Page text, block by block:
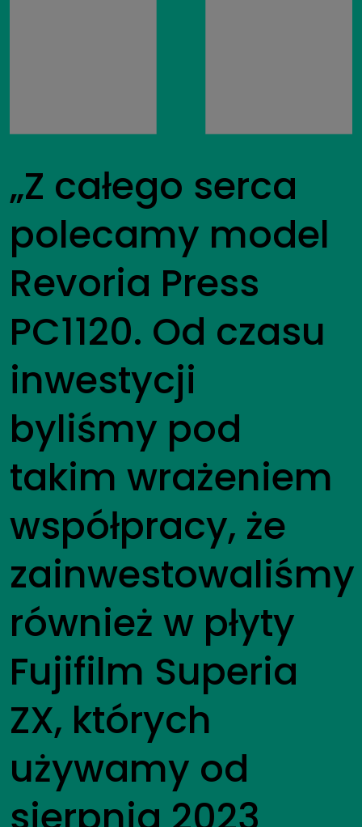
„Z całego serca
polecamy model
Revoria Press
PC1120. Od czasu
inwestycji
byliśmy pod
takim wrażeniem
współpracy, że
zainwestowaliśmy
również w płyty
Fujifilm Superia
ZX, których
używamy od